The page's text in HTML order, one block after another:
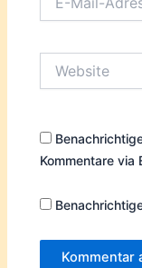
Mail-
Kommentare via